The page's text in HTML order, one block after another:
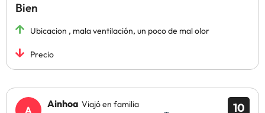
Bien
Ubicacion , mala ventilación, un poco de mal olor
Precio
10
Ainhoa Viajó en familia